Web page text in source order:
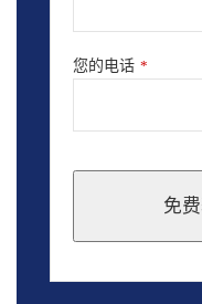
您的电话 *
免